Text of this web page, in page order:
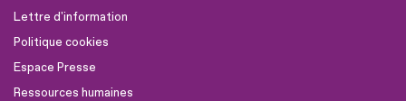
Lettre d'information
Politique cookies
Espace Presse
Ressources humaines